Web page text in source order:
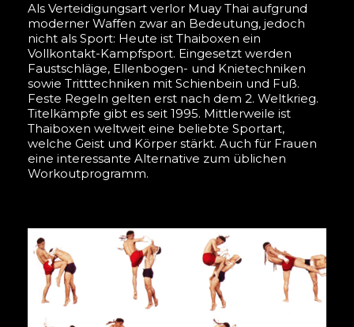
Als Verteidigungsart verlor Muay Thai aufgrund
moderner Waffen zwar an Bedeutung, jedoch
nicht als Sport: Heute ist Thaiboxen ein
Vollkontakt-Kampfsport. Eingesetzt werden
Faustschläge, Ellenbogen- und Knietechniken
sowie Tritttechniken mit Schienbein und Fuß.
Feste Regeln gelten erst nach dem 2. Weltkrieg.
Titelkämpfe gibt es seit 1995. Mittlerweile ist
Thaiboxen weltweit eine beliebte Sportart,
welche Geist und Körper stärkt. Auch für Frauen
eine interessante Alternative zum üblichen
Workoutprogramm.